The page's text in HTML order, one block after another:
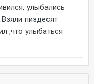
улыбались
пиздесят
,что улыбаться